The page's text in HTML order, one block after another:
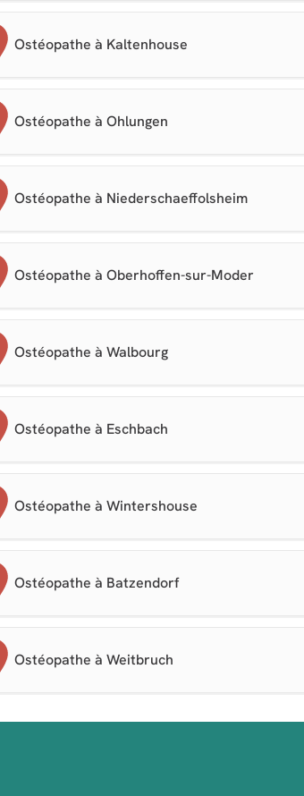
Ostéopathe à Kaltenhouse
Ostéopathe à Ohlungen
Ostéopathe à Niederschaeffolsheim
Ostéopathe à Oberhoffen-sur-Moder
Ostéopathe à Walbourg
Ostéopathe à Eschbach
Ostéopathe à Wintershouse
Ostéopathe à Batzendorf
Ostéopathe à Weitbruch